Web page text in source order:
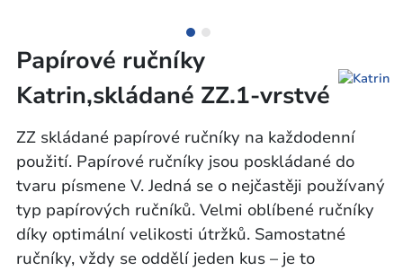
Papírové ručníky
Katrin,skládané ZZ.1-vrstvé
ZZ skládané papírové ručníky na každodenní
použití. Papírové ručníky jsou poskládané do
tvaru písmene V. Jedná se o nejčastěji používaný
typ papírových ručníků. Velmi oblíbené ručníky
díky optimální velikosti útržků. Samostatné
ručníky, vždy se oddělí jeden kus – je to